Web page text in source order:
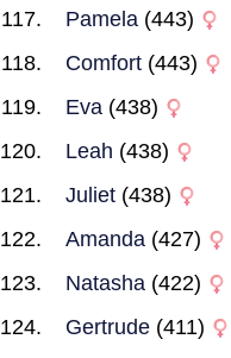
Pamela (443)
Comfort (443)
Eva (438)
Leah (438)
Juliet (438)
Amanda (427)
Natasha (422)
Gertrude (411)